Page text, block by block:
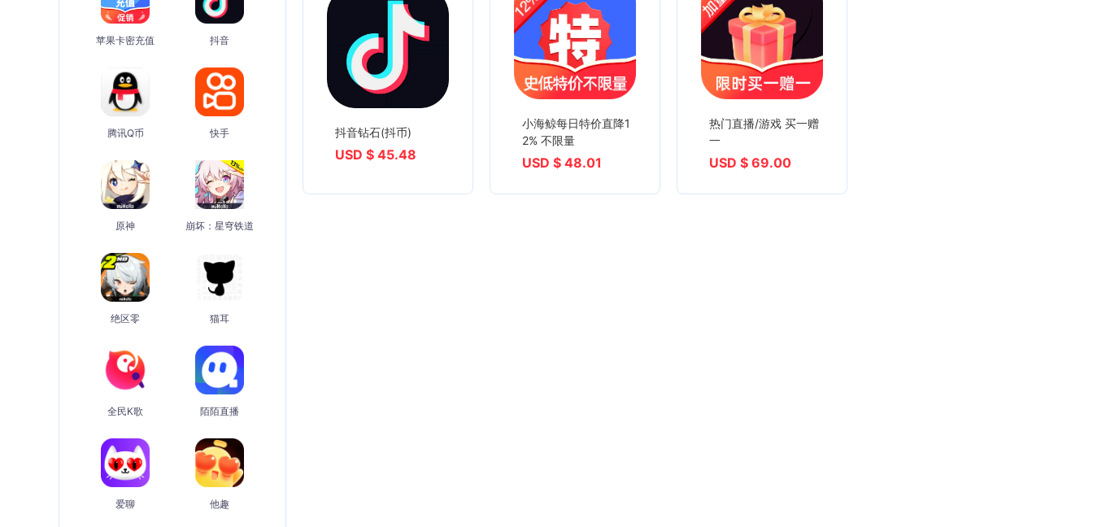
苹果卡密充值 抖音
腾讯Q币 快手
原神 崩坏：星穹铁道
绝区零 猫耳
全民K歌 陌陌直播
爱聊 他趣
抖音钻石(抖币)
USD $ 45.48
小海鲸每日特价直降1
2% 不限量
USD $ 48.01
热门直播/游戏 买一赠
一
USD $ 69.00